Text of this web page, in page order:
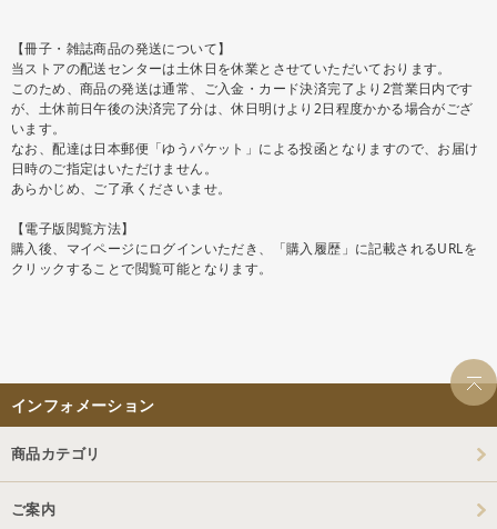
【冊子・雑誌商品の発送について】
当ストアの配送センターは土休日を休業とさせていただいております。
このため、商品の発送は通常、ご入金・カード決済完了より2営業日内です
が、土休前日午後の決済完了分は、休日明けより2日程度かかる場合がござ
います。
なお、配達は日本郵便「ゆうパケット」による投函となりますので、お届け
日時のご指定はいただけません。
あらかじめ、ご了承くださいませ。
【電子版閲覧方法】
購入後、マイページにログインいただき、「購入履歴」に記載されるURLを
クリックすることで閲覧可能となります。
インフォメーション
商品カテゴリ
ご案内